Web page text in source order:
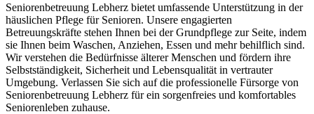
Seniorenbetreuung Lebherz bietet umfassende Unterstützung in der
häuslichen Pflege für Senioren. Unsere engagierten
Betreuungskräfte stehen Ihnen bei der Grundpflege zur Seite, indem
sie Ihnen beim Waschen, Anziehen, Essen und mehr behilflich sind.
Wir verstehen die Bedürfnisse älterer Menschen und fördern ihre
Selbstständigkeit, Sicherheit und Lebensqualität in vertrauter
Umgebung. Verlassen Sie sich auf die professionelle Fürsorge von
Seniorenbetreuung Lebherz für ein sorgenfreies und komfortables
Seniorenleben zuhause.